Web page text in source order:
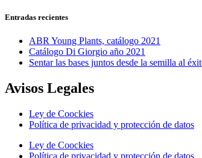
Entradas recientes
ABR Young Plants, catálogo 2021
Catálogo Di Giorgio año 2021
Sentar las bases juntos desde la semilla al
Avisos Legales
Ley de Coockies
Política de privacidad y protección de datos
Ley de Coockies